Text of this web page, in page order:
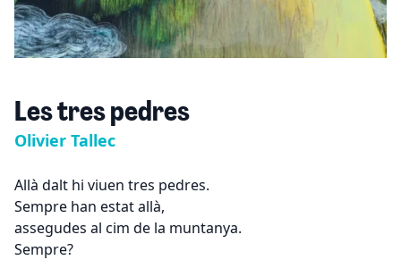
Les tres pedres
Olivier Tallec
Allà dalt hi viuen tres pedres.
Sempre han estat allà,
assegudes al cim de la muntanya.
Sempre?